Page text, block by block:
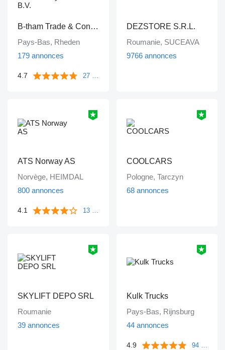
B-tham Trade & Consultancy B.V.
Pays-Bas, Rheden
179 annonces
4.7
DEZSTORE S.R.L.
Roumanie, SUCEAVA
9766 annonces
ATS Norway AS
Norvège, HEIMDAL
800 annonces
4.1
COOLCARS
Pologne, Tarczyn
68 annonces
SKYLIFT DEPO SRL
Roumanie
39 annonces
Kulk Trucks
Pays-Bas, Rijnsburg
44 annonces
4.9